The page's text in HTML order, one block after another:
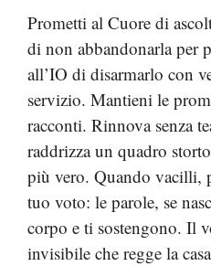
Prometti al Cuore di
di non abbandonarla per
all’IO di disarmarlo con
servizio. Mantieni le
racconti. Rinnova senza
raddrizza un quadro
più vero. Quando vacilli,
tuo voto: le parole, se
corpo e ti sostengono. Il
invisibile che regge la